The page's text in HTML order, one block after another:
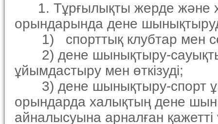
1. Тұрғылықты жерде және
орындарында дене
1) спорттық клубтар мен
2) дене шынықтыру-
ұйымдастыру мен өткiзудi;
3) дене шынықтыру-спорт
орындарда халықтың дене
айналысуына арналған